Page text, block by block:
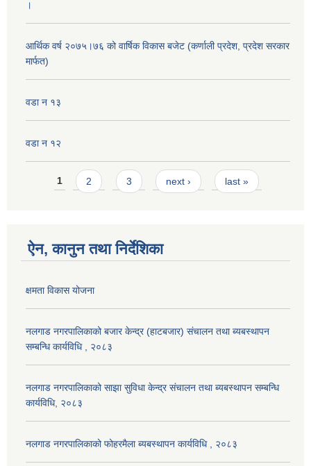
।
आर्थिक वर्ष २०७५।७६ को वार्षिक विकास बजेट (कर्णाली प्रदेश, प्रदेश सरकार
मार्फत)
वडा न १३
वडा न १२
Pages
1 2 3 next › last »
ऐन, कानुन तथा निर्देशिका
क्षमता विकास योजना
नलगाड नगरपालिकाको बजार केन्द्र (हाटबजार) संचालन तथा ब्यबस्थापन
सम्बन्धि कार्यविधि , २०८३
नलगाड नगरपालिकाको साझा सुविधा केन्द्र संचालन तथा ब्यबस्थापन सम्बन्धि
कार्यविधि, २०८३
नलगाड नगरपालिकाको फोहरमैला ब्यबस्थापन कार्यविधि , २०८३